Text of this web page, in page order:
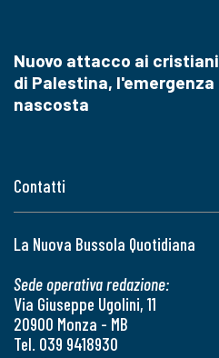
Contatti
La Nuova Bussola Quotidiana
Sede operativa redazione:
Via Giuseppe Ugolini, 11
20900 Monza - MB
Tel. 039 9418930
Nuovo attacco ai cristiani
di Palestina, l'emergenza
nascosta